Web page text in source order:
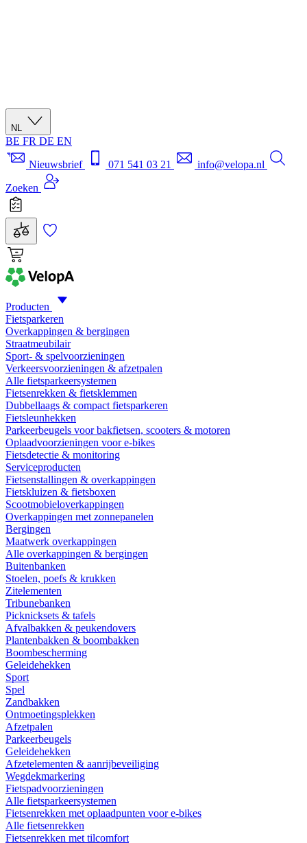
NL
BE FR DE EN
Nieuwsbrief
071 541 03 21
info@velopa.nl
Zoeken
Producten
Fietsparkeren
Overkappingen & bergingen
Straatmeubilair
Sport- & spelvoorzieningen
Verkeersvoorzieningen & afzetpalen
Alle fietsparkeersystemen
Fietsenrekken & fietsklemmen
Dubbellaags & compact fietsparkeren
Fietsleunhekken
Parkeerbeugels voor bakfietsen, scooters & motoren
Oplaadvoorzieningen voor e-bikes
Fietsdetectie & monitoring
Serviceproducten
Fietsenstallingen & overkappingen
Fietskluizen & fietsboxen
Scootmobieloverkappingen
Overkappingen met zonnepanelen
Bergingen
Maatwerk overkappingen
Alle overkappingen & bergingen
Buitenbanken
Stoelen, poefs & krukken
Zitelementen
Tribunebanken
Picknicksets & tafels
Afvalbakken & peukendovers
Plantenbakken & boombakken
Boombescherming
Geleidehekken
Sport
Spel
Zandbakken
Ontmoetingsplekken
Afzetpalen
Parkeerbeugels
Geleidehekken
Afzetelementen & aanrijbeveiliging
Wegdekmarkering
Fietspadvoorzieningen
Alle fietsparkeersystemen
Fietsenrekken met oplaadpunten voor e-bikes
Alle fietsenrekken
Fietsenrekken met tilcomfort